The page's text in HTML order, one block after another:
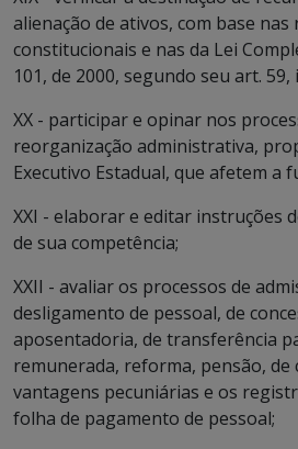
alienação de ativos, com base nas
constitucionais e nas da Lei
101, de 2000, segundo seu art. 59,
XX - participar e opinar nos
reorganização administrativa,
Executivo Estadual, que afetem a
XXI - elaborar e editar instruções
de sua competência;
XXII - avaliar os processos de
desligamento de pessoal, de
aposentadoria, de transferência
remunerada, reforma, pensão, de
vantagens pecuniárias e os
folha de pagamento de pessoal;